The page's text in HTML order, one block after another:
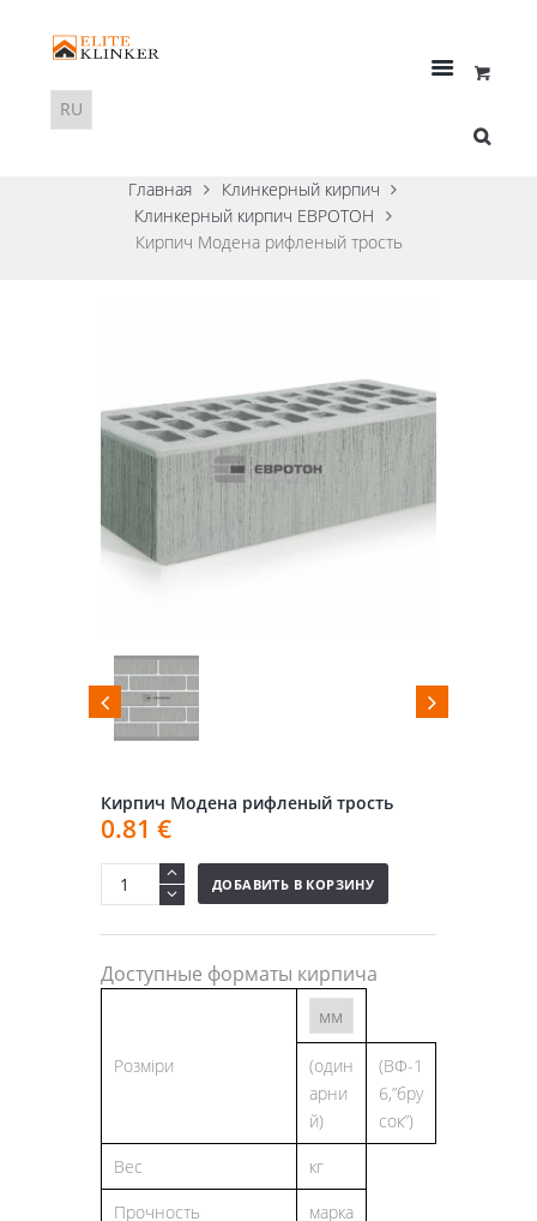
Главная
Клинкерный кирпич
Клинкерный кирпич ЕВРОТОН
Кирпич Модена рифленый трость
Кирпич Модена рифленый трость
0.81 €
ДОБАВИТЬ В КОРЗИНУ
Доступные форматы кирпича
Розміри
(один
арни
й)
(ВФ-1
6,”бру
сок”)
Вес
кг
Прочность
марка